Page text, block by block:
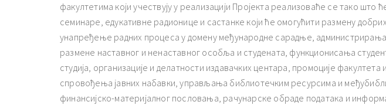
факултетима који учествују у реализацији Пројекта реализоваће се тако што
семинаре, едукативне радионице и састанке који ће омогућити размену
унапређење радних процеса у домену међународне сарадње,
размене наставног и ненаставног особља и студената, функционисања
студија, организације и делатности издавачких центара, промоције факултета
спровођења јавних набавки, управљања библиотечким ресурсима и
финансијско-материјалног пословања, рачунарске обраде података и